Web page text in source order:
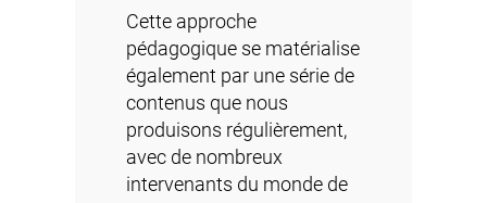
Cette approche
pédagogique se matérialise
également par une série de
contenus que nous
produisons régulièrement,
avec de nombreux
intervenants du monde de